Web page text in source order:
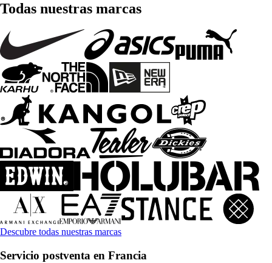
Todas nuestras marcas
Descubre todas nuestras marcas
Servicio postventa en Francia